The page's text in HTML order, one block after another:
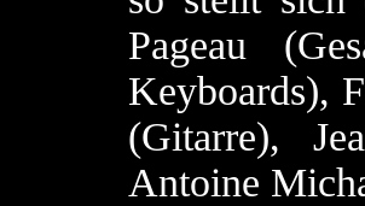
Pageau
Keyboards),
(Gitarre),
Antoine